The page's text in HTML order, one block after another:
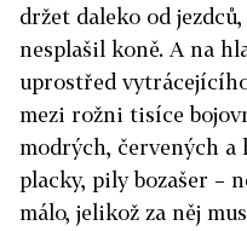
držet daleko od
nesplašil koně. A na
uprostřed
mezi rožni tisíce
modrých, červených a
placky, pily bozašer –
málo, jelikož za něj